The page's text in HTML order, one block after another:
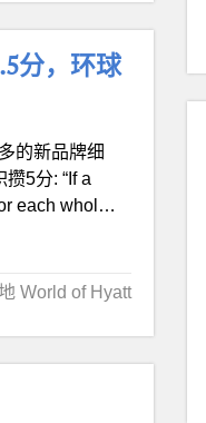
分，环球
的新品牌细
5分: “If a
each whol…
World of Hyatt